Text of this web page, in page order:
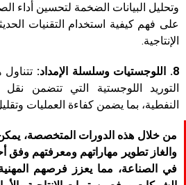
وتحليل البيانات الضخمة لتحسين أداء
على فهم كيفية استخدام التقنيات
الإنتاجية.
8. اللوجستيات وسلسلة الإمداد:
التوريد اللوجستية التي تتضمن نقل
النفطية، بما يضمن كفاءة العمليات
من خلال هذه الدورات المتخصصة،
والغاز تطوير مهاراتهم ومعرفتهم وفق
في الصناعة، مما يعزز فرصهم